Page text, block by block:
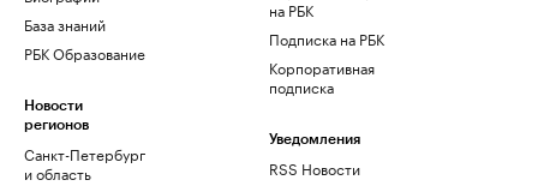
База знаний
РБК Образование
Новости
регионов
Санкт-Петербург
и область
на РБК
Подписка на РБК
Корпоративная
подписка
Уведомления
RSS Новости